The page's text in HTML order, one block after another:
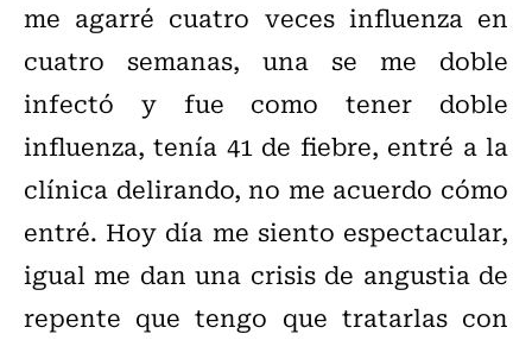
me agarré cuatro veces influenza en
cuatro semanas, una se me doble
infectó y fue como tener doble
influenza, tenía 41 de fiebre, entré a la
clínica delirando, no me acuerdo cómo
entré. Hoy día me siento espectacular,
igual me dan una crisis de angustia de
repente que tengo que tratarlas con